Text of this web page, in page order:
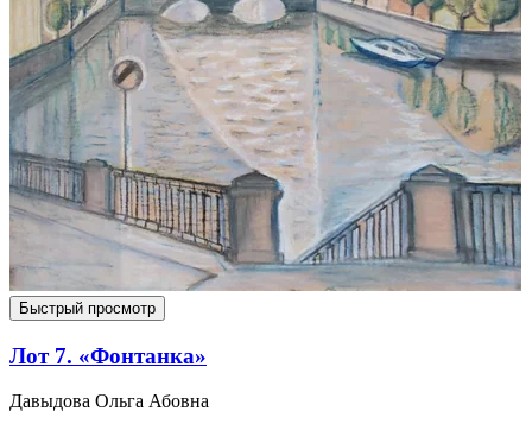
Быстрый просмотр
Лот 7. «Фонтанка»
Давыдова Ольга Абовна